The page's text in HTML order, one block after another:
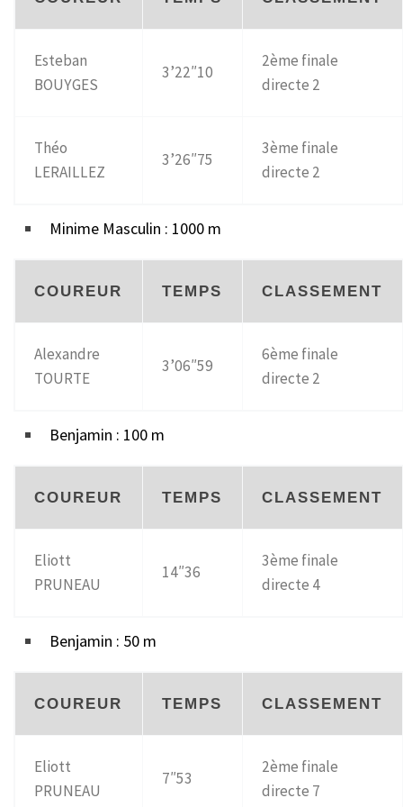
Esteban
BOUYGES
3’22″10
2ème finale
directe 2
Théo
LERAILLEZ
3’26″75
3ème finale
directe 2
Minime Masculin : 1000 m
COUREUR TEMPS CLASSEMENT
Alexandre
TOURTE
3’06″59
6ème finale
directe 2
Benjamin : 100 m
COUREUR TEMPS CLASSEMENT
Eliott
PRUNEAU
14″36
3ème finale
directe 4
Benjamin : 50 m
COUREUR TEMPS CLASSEMENT
Eliott
PRUNEAU
7″53
2ème finale
directe 7